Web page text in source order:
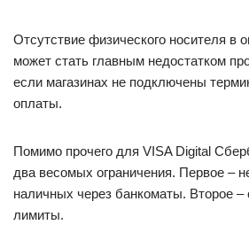
Отсутствие физического носителя в
может стать главным недостатком
если магазинах не подключены
оплаты.
Помимо прочего для VISA Digital
два весомых ограничения. Первое –
наличных через банкоматы. Второе –
лимиты.